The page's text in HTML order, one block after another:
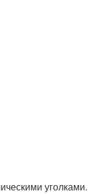
уголками.